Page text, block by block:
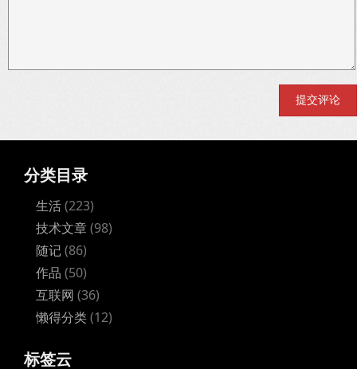
分类目录
生活(223)
技术文章(98)
随记(86)
作品 (50)
互联网 (36)
懒得分类(12)
标签云